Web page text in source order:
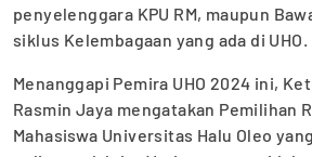
penyelenggara KPU RM, maupun
siklus Kelembagaan yang ada di UHO.
Menanggapi Pemira UHO 2024 ini,
Rasmin Jaya mengatakan Pemilihan
Mahasiswa Universitas Halu Oleo